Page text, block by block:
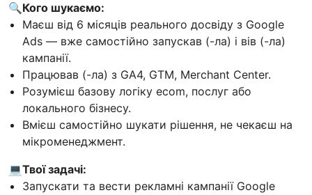
🔍Кого шукаємо:
Маєш від 6 місяців реального досвіду з Google
Ads — вже самостійно запускав (-ла) і вів (-ла)
кампанії.
Працював (-ла) з GA4, GTM, Merchant Center.
Розумієш базову логіку ecom, послуг або
локального бізнесу.
Вмієш самостійно шукати рішення, не чекаєш на
мікроменеджмент.
💻Твої задачі:
Запускати та вести рекламні кампанії Google